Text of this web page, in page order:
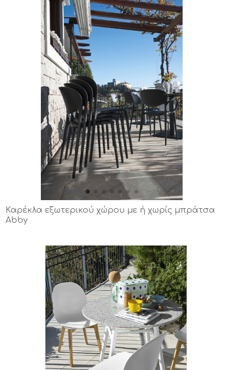
Καρέκλα εξωτερικού χώρου με ή χωρίς μπράτσα
Abby